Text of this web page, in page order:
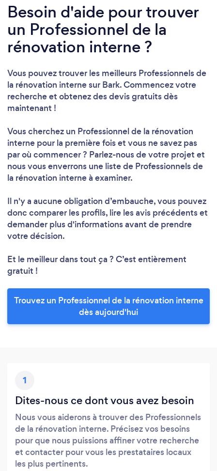
Besoin d'aide pour trouver
un Professionnel de la
rénovation interne ?
Vous pouvez trouver les meilleurs Professionnels de
la rénovation interne sur Bark. Commencez votre
recherche et obtenez des devis gratuits dès
maintenant !
Vous cherchez un Professionnel de la rénovation
interne pour la première fois et vous ne savez pas
par où commencer ? Parlez-nous de votre projet et
nous vous enverrons une liste de Professionnels de
la rénovation interne à examiner.
Il n'y a aucune obligation d’embauche, vous pouvez
donc comparer les profils, lire les avis précédents et
demander plus d'informations avant de prendre
votre décision.
Et le meilleur dans tout ça ? C’est entièrement
gratuit !
Trouvez un Professionnel de la rénovation interne
dès aujourd'hui
1
Dites-nous ce dont vous avez besoin
Nous vous aiderons à trouver des Professionnels
de la rénovation interne. Précisez vos besoins
pour que nous puissions affiner votre recherche
et contacter pour vous les prestataires locaux
les plus pertinents.